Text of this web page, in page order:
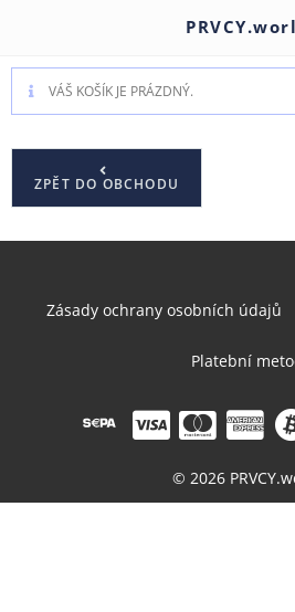
VÁŠ KOŠÍK JE PRÁZDNÝ.
ZPĚT DO OBCHODU
Zásady ochrany osobních údajů
Platební
© 2026